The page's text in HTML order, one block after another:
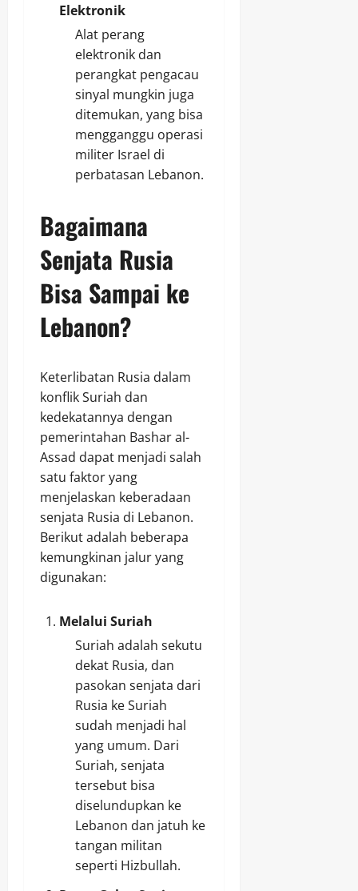
Elektronik
Alat perang
elektronik dan
perangkat pengacau
sinyal mungkin juga
ditemukan, yang bisa
mengganggu operasi
militer Israel di
perbatasan Lebanon.
Bagaimana
Senjata Rusia
Bisa Sampai ke
Lebanon?
Keterlibatan Rusia dalam
konflik Suriah dan
kedekatannya dengan
pemerintahan Bashar al-
Assad dapat menjadi salah
satu faktor yang
menjelaskan keberadaan
senjata Rusia di Lebanon.
Berikut adalah beberapa
kemungkinan jalur yang
digunakan:
Melalui Suriah
Suriah adalah sekutu
dekat Rusia, dan
pasokan senjata dari
Rusia ke Suriah
sudah menjadi hal
yang umum. Dari
Suriah, senjata
tersebut bisa
diselundupkan ke
Lebanon dan jatuh ke
tangan militan
seperti Hizbullah.